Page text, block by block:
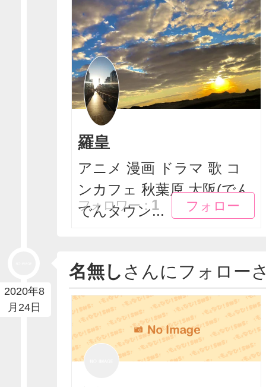
羅皇
アニメ 漫画 ドラマ 歌 コ
ンカフェ 秋葉原 大阪(でん
でんタウン...
フォロー
フォロー
フォロワー：1
2020年8
月24日
名無しさんにフォロー